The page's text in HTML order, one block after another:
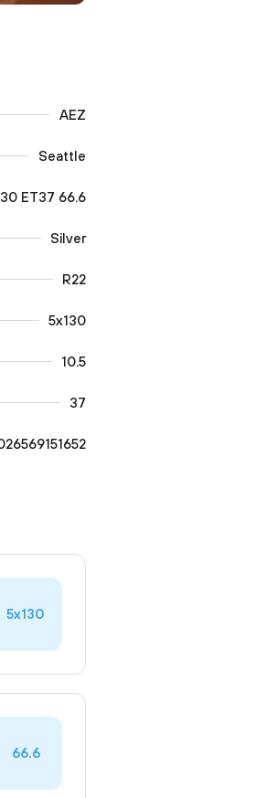
AEZ
Seattle
ET37 66.6
Silver
R22
5x130
10.5
37
5x130
66.6